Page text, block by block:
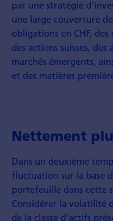
par une stratégie
une large couverture
obligations en CHF,
des actions suisses,
marchés émergents,
et des matières
Nettement
Dans un deuxième
fluctuation sur la base
portefeuille dans cette
Considérer la volatilité
de la classe d'actifs